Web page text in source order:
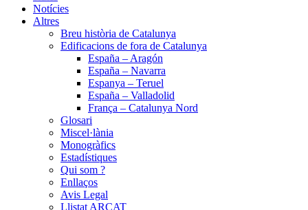
Notícies
Altres
Breu història de Catalunya
Edificacions de fora de Catalunya
España – Aragón
España – Navarra
Espanya – Teruel
España – Valladolid
França – Catalunya Nord
Glosari
Miscel·lània
Monogràfics
Estadístiques
Qui som ?
Enllaços
Avis Legal
Llistat ARCAT